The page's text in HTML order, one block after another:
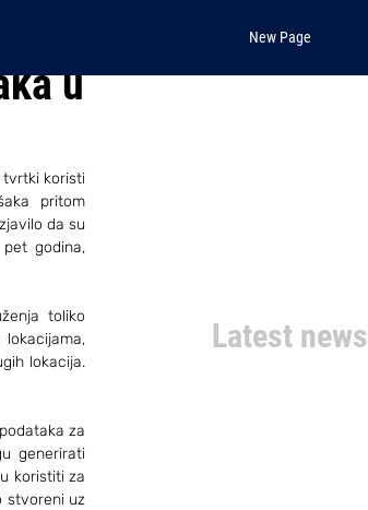
New Page
u
tvrtki koristi
pritom
da su
godina,
toliko
lokacija.
za
generirati
koristiti za
stvoreni uz
Latest news